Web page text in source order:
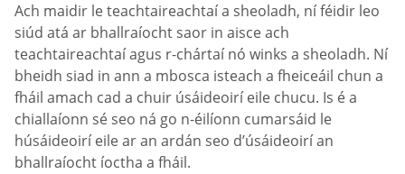
Ach maidir le teachtaireachtaí a sheoladh, ní féidir leo
siúd atá ar bhallraíocht saor in aisce ach
teachtaireachtaí agus r-chártaí nó winks a sheoladh. Ní
bheidh siad in ann a mbosca isteach a fheiceáil chun a
fháil amach cad a chuir úsáideoirí eile chucu. Is é a
chiallaíonn sé seo ná go n-éilíonn cumarsáid le
húsáideoirí eile ar an ardán seo d’úsáideoirí an
bhallraíocht íoctha a fháil.